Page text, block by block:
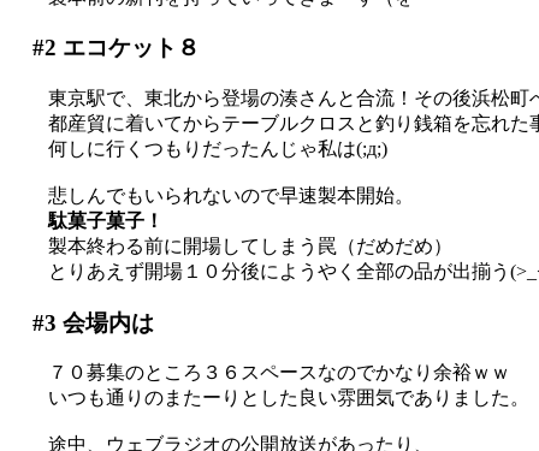
#2 エコケット８
東京駅で、東北から登場の湊さんと合流！その後浜松町
都産貿に着いてからテーブルクロスと釣り銭箱を忘れた
何しに行くつもりだったんじゃ私は(;д;)
悲しんでもいられないので早速製本開始。
駄菓子菓子！
製本終わる前に開場してしまう罠（だめだめ）
とりあえず開場１０分後にようやく全部の品が出揃う
#3 会場内は
７０募集のところ３６スペースなのでかなり余裕ｗｗ
いつも通りのまたーりとした良い雰囲気でありました。
途中、ウェブラジオの公開放送があったり、